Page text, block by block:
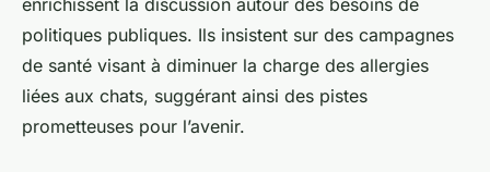
enrichissent la discussion autour des besoins de
politiques publiques. Ils insistent sur des campagnes
de santé visant à diminuer la charge des allergies
liées aux chats, suggérant ainsi des pistes
prometteuses pour l’avenir.